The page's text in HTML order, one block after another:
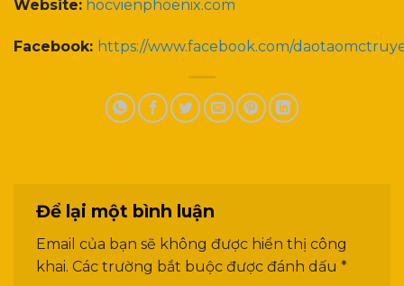
Website: hocvienphoenix.com
Facebook: https://www.facebook.com/
Để lại một bình luận
Email của bạn sẽ không được hiển thị công
khai. Các trường bắt buộc được đánh dấu *